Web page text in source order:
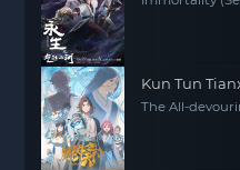
Kun Tun
The All-